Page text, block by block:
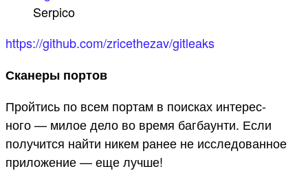
Serpico
https://github.com/zricethezav/gitleaks
Сканеры портов
Прой­тись по всем пор­там в поис­ках инте­рес­
ного — милое дело во вре­мя баг­баун­ти. Если
получит­ся най­ти никем ранее не иссле­дован­ное
при­ложе­ние — еще луч­ше!